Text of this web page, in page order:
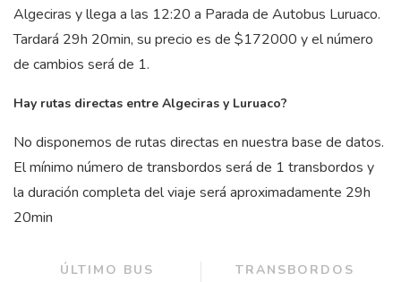
Algeciras y llega a las 12:20 a Parada de Autobus Luruaco.
Tardará 29h 20min, su precio es de $172000 y el número
de cambios será de 1.
Hay rutas directas entre Algeciras y Luruaco?
No disponemos de rutas directas en nuestra base de datos.
El mínimo número de transbordos será de 1 transbordos y
la duración completa del viaje será aproximadamente 29h
20min
ÚLTIMO BUS TRANSBORDOS